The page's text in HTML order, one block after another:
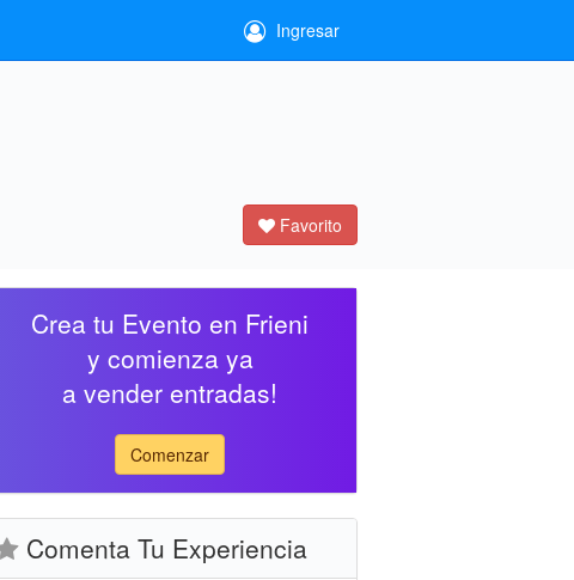
Ingresar
Favorito
Crea tu Evento en Frieni
y comienza ya
a vender entradas!
Comenzar
Comenta Tu Experiencia